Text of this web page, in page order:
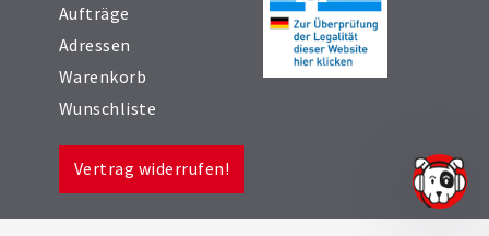
Aufträge
Adressen
Warenkorb
Wunschliste
Vertrag widerrufen!